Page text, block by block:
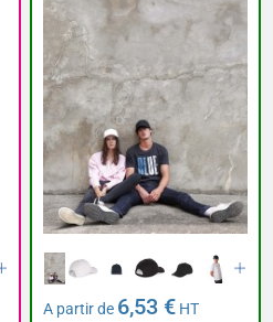
A partir de 6,53 € HT